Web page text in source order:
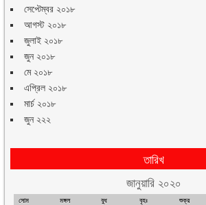
সেপ্টেম্বর ২০১৮
আগস্ট ২০১৮
জুলাই ২০১৮
জুন ২০১৮
মে ২০১৮
এপ্রিল ২০১৮
মার্চ ২০১৮
জুন ২২২
তারিখ
জানুয়ারি ২০২০
সোম মঙ্গল বুধ বৃহঃ শুক্র